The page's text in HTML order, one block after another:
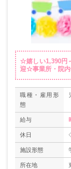
☆嬉しい1,390円
迎☆事業所・院内
職種・雇用形
態
給与
休日
施設形態
所在地